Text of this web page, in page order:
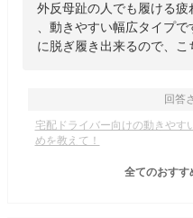
外反母趾の人でも履ける
、動きやすい幅広タイプ
に脱ぎ履き出来るので、こ
回答
宅配ドライバー向けの動きやす
めを教えて！
全てのおすす